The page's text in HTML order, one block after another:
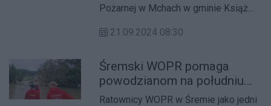
Pożarnej w Mchach w gminie Książ
samochodu. Wysłużonego "dziadka"
Mercedesa.
21.09.2024 08:30
Śremski WOPR pomaga
powodzianom na południu
Polski
Ratownicy WOPR w Śremie jako jedni